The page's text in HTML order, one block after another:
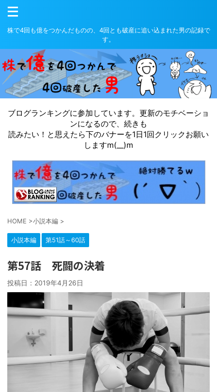
株で4回も億をつかんだものの、4回とも破産に追い込まれた男の記録で
す。
ブログランキングに参加しています。更新のモチベーショ
ンになるので、続きも
読みたい！と思えたら下のバナーを1日1回クリックお願い
しますm(__)m
HOME >小説本編 >
小説本編 第51話～60話
第57話 死闘の決着
投稿日： 2019年4月26日